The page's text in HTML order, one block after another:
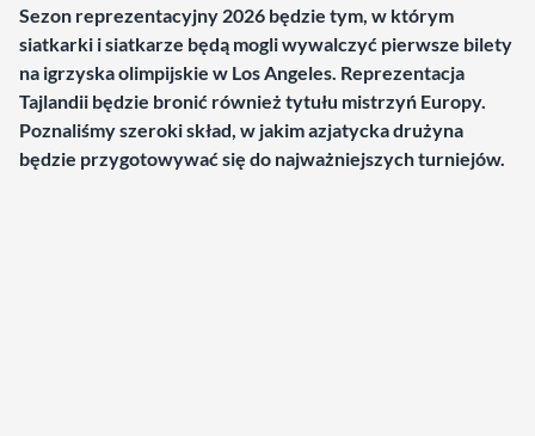
Sezon reprezentacyjny 2026 będzie tym, w którym
siatkarki i siatkarze będą mogli wywalczyć pierwsze bilety
na igrzyska olimpijskie w Los Angeles. Reprezentacja
Tajlandii będzie bronić również tytułu mistrzyń Europy.
Poznaliśmy szeroki skład, w jakim azjatycka drużyna
będzie przygotowywać się do najważniejszych turniejów.